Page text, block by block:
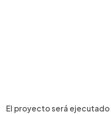
El proyecto será